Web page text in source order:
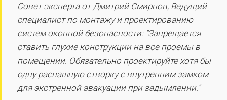
Совет эксперта от Дмитрий Смирнов, Ведущий
специалист по монтажу и проектированию
систем оконной безопасности: "Запрещается
ставить глухие конструкции на все проемы в
помещении. Обязательно проектируйте хотя бы
одну распашную створку с внутренним замком
для экстренной эвакуации при задымлении."